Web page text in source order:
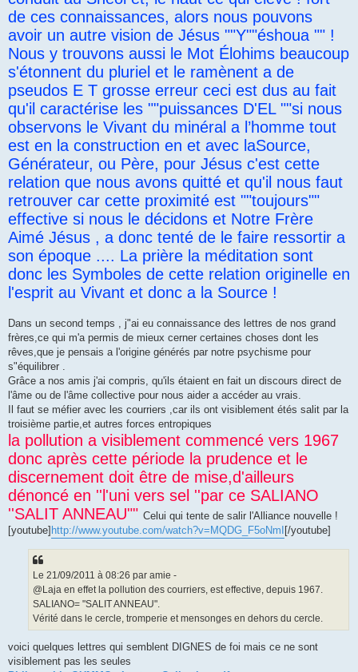
de ces connaissances, alors nous pouvons
avoir un autre vision de Jésus ""Y""éshoua "" !
Nous y trouvons aussi le Mot Élohims beaucoup
s'étonnent du pluriel et le ramènent a de
pseudos E T grosse erreur ceci est dus au fait
qu'il caractérise les ""puissances D'EL ""si nous
observons le Vivant du minéral a l’homme tout
est en la construction en et avec laSource,
Générateur, ou Père, pour Jésus c'est cette
relation que nous avons quitté et qu'il nous faut
retrouver car cette proximité est ""toujours""
effective si nous le décidons et Notre Frère
Aimé Jésus , a donc tenté de le faire ressortir a
son époque .... La prière la méditation sont
donc les Symboles de cette relation originelle en
l'esprit au Vivant et donc a la Source !
Dans un second temps , j"ai eu connaissance des lettres de nos grand
frères,ce qui m'a permis de mieux cerner certaines choses dont les
rêves,que je pensais a l'origine générés par notre psychisme pour
s"équilibrer .
Grâce a nos amis j'ai compris, qu'ils étaient en fait un discours direct de
l'âme ou de l'âme collective pour nous aider a accéder au vrais.
Il faut se méfier avec les courriers ,car ils ont visiblement étés salit par la
troisième partie,et autres forces entropiques
la pollution a visiblement commencé vers 1967
donc après cette période la prudence et le
discernement doit être de mise,d'ailleurs
dénoncé en ''l'uni vers sel ''par ce SALIANO
''SALIT ANNEAU"" Celui qui tente de salir l'Alliance nouvelle !
[youtube] http://www.youtube.com/watch?v=MQDG_F5oNmI [/youtube]
Le 21/09/2011 à 08:26 par amie -
@Laja en effet la pollution des courriers, est effective, depuis 1967.
SALIANO= "SALIT ANNEAU".
Vérité dans le cercle, tromperie et mensonges en dehors du cercle.
voici quelques lettres qui semblent DIGNES de foi mais ce ne sont
visiblement pas les seules